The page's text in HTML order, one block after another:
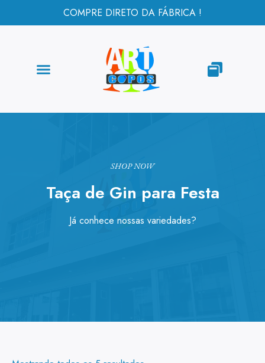
COMPRE DIRETO DA FÁBRICA !
SHOP NOW
Taça de Gin para Festa
Já conhece nossas variedades?